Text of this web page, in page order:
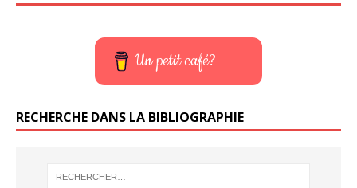
Un petit café?
RECHERCHE DANS LA BIBLIOGRAPHIE